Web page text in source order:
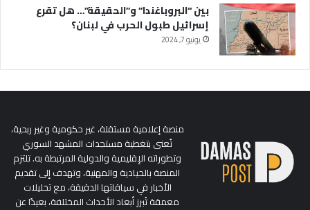
بين “البروباغندا” و”الحقيقة”… هل تقرع
إسرائيل طبول الحرب في لبنان؟
يونيو 7, 2024
منصة إعلامية مستقلة، غير حكومية وغير ربحية،
تُعنى بتغطية مستجدات المشهد السوري
وتطوراته الإقليمية والدولية المرتبطة به. تلتزم
المنصة بالحيادية والمهنية، وتهدف إلى تقديم
الأخبار في سياقاتها الدقيقة، مع تحليلات
معمقة تُبرز أبعاد الأحداث المختلفة، بعيدًا عن